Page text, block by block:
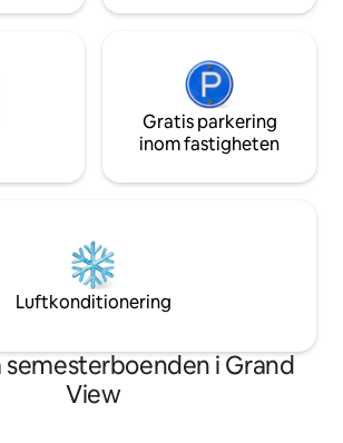
Gratis parkering
inom fastigheten
Luftkonditionering
semesterboenden i Grand
View